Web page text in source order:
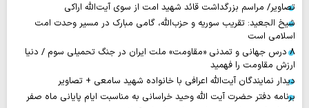
تصاویر/ مراسم بزرگداشت قائد شهید امت از سوی آیت‌الله اراکی
شیخ الجعید: تقریب سوریه و حزب‌الله، گامی مبارک در مسیر وحدت امت
اسلامی است
۸ درس جهانی و تمدنی «مقاومت» ملت ایران در جنگ تحمیلی سوم / دنیا
ارزش مقاومت را فهمید
دیدار نمایندگان آیت‌الله اعرافی با خانواده شهید سامعی + تصاویر
برنامه دفتر حضرت آیت الله وحید خراسانی به مناسبت ایام پایانی ماه صفر